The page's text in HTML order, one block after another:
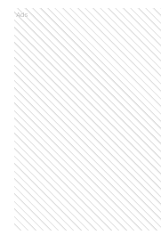
Ads